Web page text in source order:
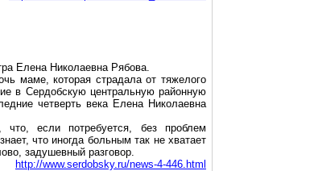
Елена Николаевна Рябова.
маме, которая страдала от тяжелого
в Сердобскую центральную районную
четверть века Елена Николаевна
если потребуется, без проблем
что иногда больным так не хватает
задушевный разговор.
http://www.serdobsky.ru/news-4-446.html